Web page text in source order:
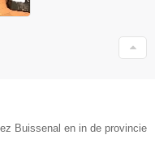
Buissenal en in de provincie